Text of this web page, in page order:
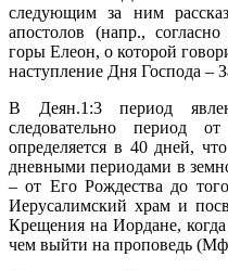
следующим за ним
апостолов (напр.,
горы Елеон, о которой
наступление Дня Господа –
В Деян.1:3 период
следовательно период
определяется в 40 дней,
дневными периодами в
– от Его Рождества до
Иерусалимский храм и
Крещения на Иордане,
чем выйти на проповедь